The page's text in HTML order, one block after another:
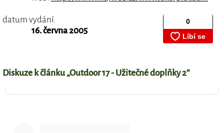
datum vydání:
16. června 2005
Diskuze k článku „Outdoor 17 - Užitečné doplňky 2“